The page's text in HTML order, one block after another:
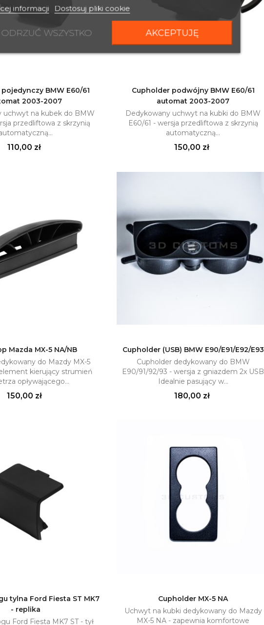
do koszyka
BMW E60/61
2003-2007
uchwyt na kubek do BMW
przedliftowa z skrzynią
Cena
110,00 zł
Dodaj do koszyka
Cupholder podwójny BMW E60/61
automat 2003-2007
Dedykowany uchwyt na kubki do BMW
E60/61 - wersja przedliftowa z skrzynią
automatyczną...
Cena
150,00 zł
do koszyka
Mazda MX-5 NA/NB
do Mazdy MX-5
kierujący strumień
opływającego...
Cena
150,00 zł
Dodaj do koszyka
Cupholder (USB) BMW E90/E91/E92/E93
Cupholder dedykowany do BMW
E90/91/92/93 - wersja z gniazdem 2x USB
Idealnie pasujący w...
Cena
180,00 zł
Dodaj do koszyka
tylna Ford Fiesta ST MK7
- replika
Ford Fiesta MK7 ST - tył
Dodaj do koszyka
Cupholder MX-5 NA
Uchwyt na kubki dedykowany do Mazdy
MX-5 NA - zapewnia komfortowe
informacji Dostosuj pliki cookie
ODRZUĆ WSZYSTKO AKCEPTUJĘ